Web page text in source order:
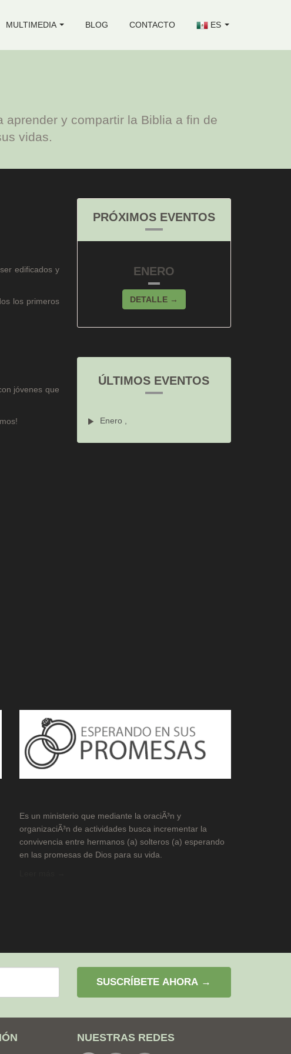
MULTIMEDIA BLOG CONTACTO ES
aprender y compartir la Biblia a fin de
vidas.
edificados y
los primeros
jóvenes que
PRÓXIMOS EVENTOS
ENERO
DETALLE →
ÚLTIMOS EVENTOS
Enero ,
Es un ministerio que mediante la oraciÃ³n y
organizaciÃ³n de actividades busca incrementar la
convivencia entre hermanos (a) solteros (a) esperando
en las promesas de Dios para su vida.
SUSCRÍBETE AHORA →
NUESTRAS REDES